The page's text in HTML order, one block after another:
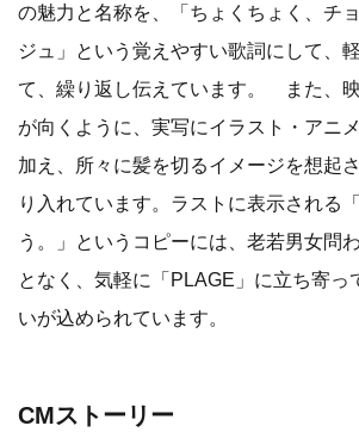
の魅力と名称を、「ちょくちょく、チ
ジュ」という覚えやすい歌詞にして、
て、繰り返し伝えています。 また、
が向くように、実写にイラスト・アニ
加え、所々に髪を切るイメージを想起
り入れています。ラストに表示される
う。」というコピーには、老若男女問
となく、気軽に「PLAGE」に立ち寄っ
いが込められています。
CMストーリー